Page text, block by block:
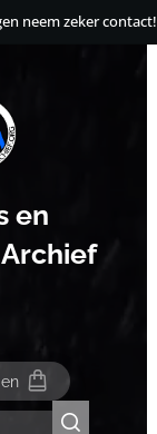
neem zeker contact!
en